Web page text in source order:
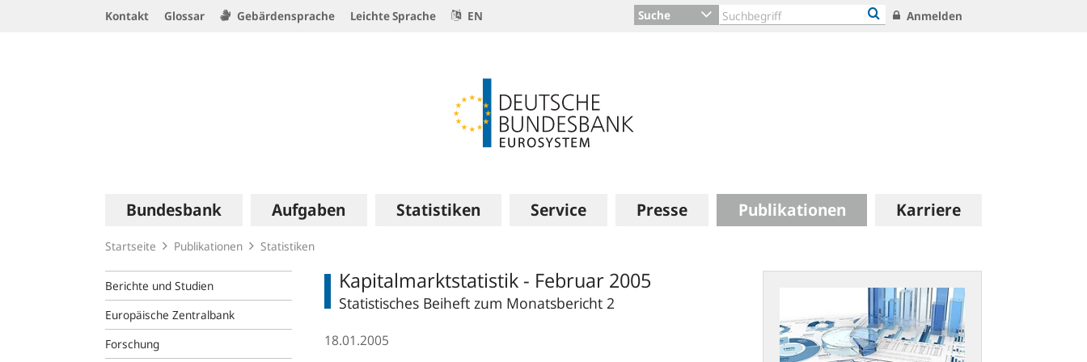
Kontakt Glossar Gebärdensprache Leichte Sprache EN Suche Anmelden
Hauptnavigation
Bundesbank Aufgaben Statistiken Service Presse Publikationen Karriere
Startseite Publikationen Statistiken
Berichte und Studien
Europäische Zentralbank
Forschung
Kapitalmarktstatistik - Februar 2005
Statistisches Beiheft zum Monatsbericht 2
18.01.2005
Neues
Konzept
und